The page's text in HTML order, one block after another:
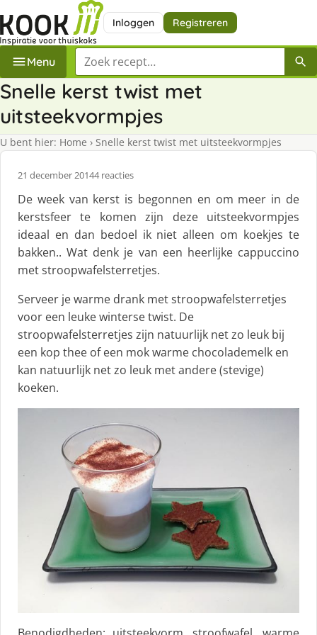
Inloggen Registreren
Menu Zoek een recept
Snelle kerst twist met
uitsteekvormpjes
U bent hier: Home › Snelle kerst twist met uitsteekvormpjes
21 december 20144 reacties
De week van kerst is begonnen en om meer in de
kerstsfeer te komen zijn deze uitsteekvormpjes
ideaal en dan bedoel ik niet alleen om koekjes te
bakken.. Wat denk je van een heerlijke cappuccino
met stroopwafelsterretjes.
Serveer je warme drank met stroopwafelsterretjes
voor een leuke winterse twist. De
stroopwafelsterretjes zijn natuurlijk net zo leuk bij
een kop thee of een mok warme chocolademelk en
kan natuurlijk net zo leuk met andere (stevige)
koeken.